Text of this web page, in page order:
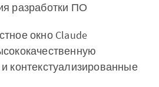
разработки ПО
окно Claude
контекстуализированные